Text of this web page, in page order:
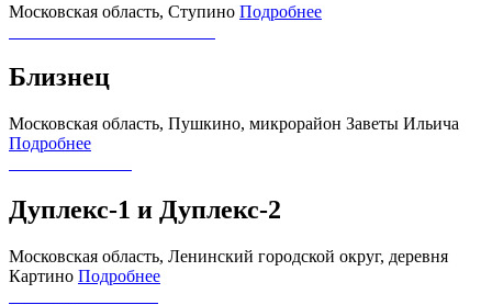
Московская область, Ступино Подробнее
Близнец
Московская область, Пушкино, микрорайон Заветы Ильича
Подробнее
Дуплекс-1 и Дуплекс-2
Московская область, Ленинский городской округ, деревня
Картино Подробнее